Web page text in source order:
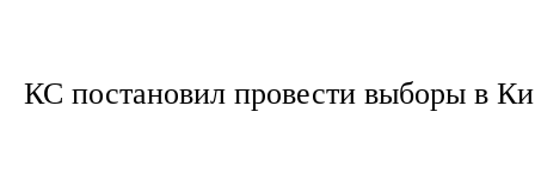
КС постановил провести выборы в